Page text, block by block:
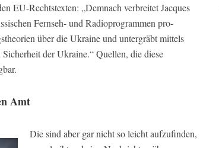
EU-Rechtstexten: „Demnach verbreitet Jacques
Fernseh- und Radioprogrammen pro-
über die Ukraine und untergräbt mittels
der Ukraine.“ Quellen, die diese
Amt
Die sind aber gar nicht so leicht aufzufinden,